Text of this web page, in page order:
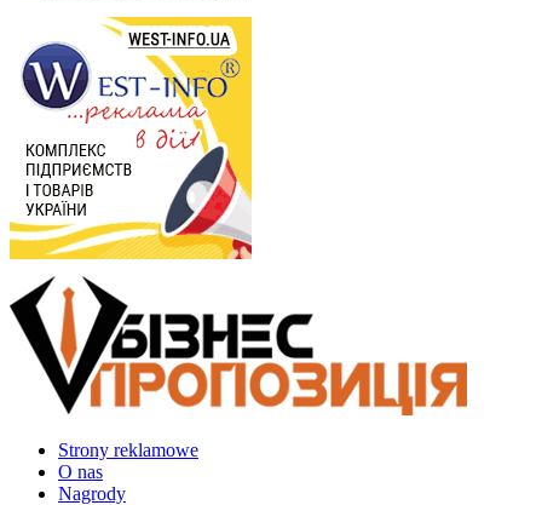
Strony reklamowe
O nas
Nagrody